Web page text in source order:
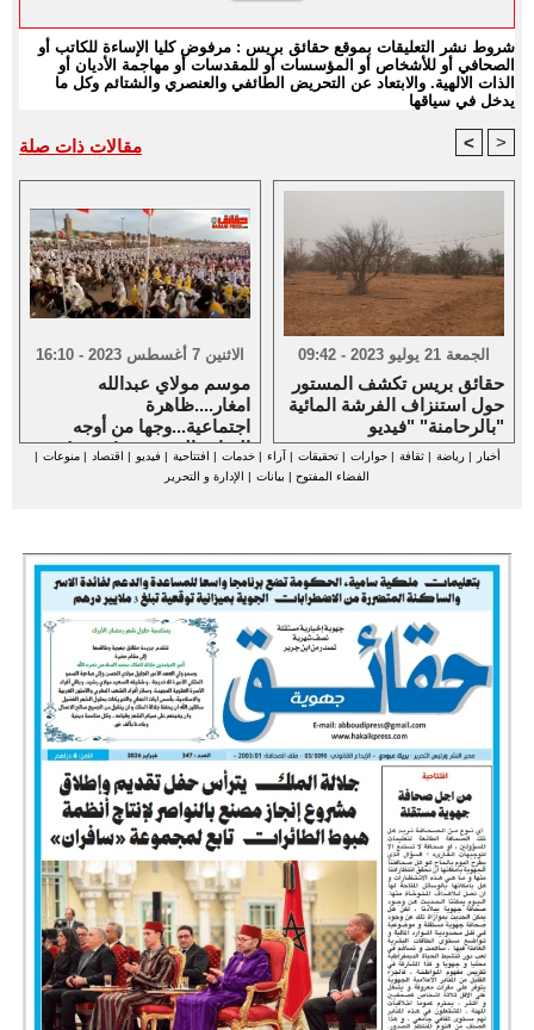
شروط نشر التعليقات بموقع حقائق بريس : مرفوض كليا الإساءة للكاتب أو
الصحافي أو للأشخاص أو المؤسسات أو للمقدسات أو مهاجمة الأديان أو
الذات الالهية. والابتعاد عن التحريض الطائفي والعنصري والشتائم وكل ما
يدخل في سياقها
مقالات ذات صلة < >
الاثنين 7 أغسطس 2023 - 16:10
موسم مولاي عبدالله
امغار....ظاهرة
اجتماعية...وجها من أوجه
الثقافة الشعبية... (فيديو )
الجمعة 21 يوليو 2023 - 09:42
حقائق بريس تكشف المستور
حول استنزاف الفرشة المائية
بالرحامنة" "فيديو"
أخبار |رياضة |ثقافة |حوارات |تحقيقات | آراء |خدمات | افتتاحية | فيديو | اقتصاد |منوعات |
الفضاء المفتوح | بيانات | الإدارة و التحرير